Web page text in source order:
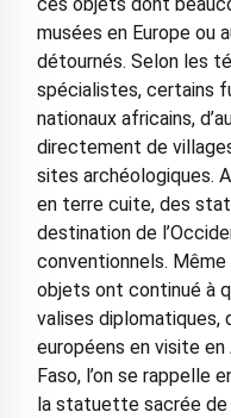
musées en Europe ou
détournés. Selon les
spécialistes, certains
nationaux africains,
directement de
sites archéologiques.
en terre cuite, des
destination de
conventionnels.
objets ont continué à
valises diplomatiques,
européens en visite en
Faso, l’on se rappelle
la statuette sacrée